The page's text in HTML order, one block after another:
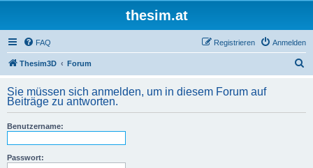
thesim.at
FAQ Anmelden
Registrieren
Thesim3D Forum
h
Sie müssen sich anmelden, um in diesem Forum auf
Beiträge zu antworten.
Benutzername:
Passwort: